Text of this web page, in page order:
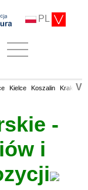
PL
Kielce Koszalin Kraków
V
-
i